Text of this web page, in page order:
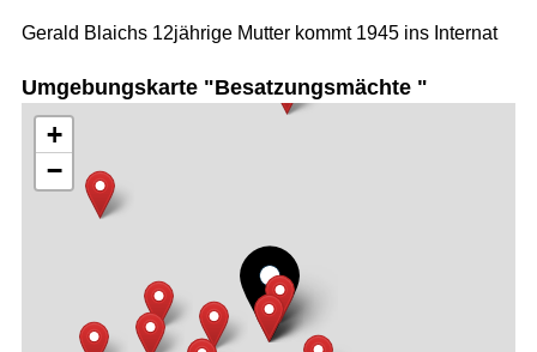
Gerald Blaichs 12jährige Mutter kommt 1945 ins Internat
Umgebungskarte "Besatzungsmächte "
+
−